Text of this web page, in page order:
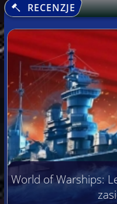
RECENZJE
World of Warships: